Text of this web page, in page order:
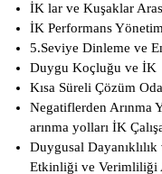
İK lar ve Kuşaklar
İK Performans
5.Seviye Dinleme ve
Duygu Koçluğu ve İK
Kısa Süreli Çözüm
Negatiflerden Arınma
arınma yolları İK
Duygusal
Etkinliği ve Verimliliği